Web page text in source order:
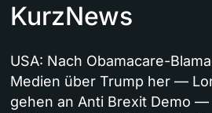
KurzNews
USA: Nach Obamacare-
Medien über Trump her —
gehen an Anti Brexit Demo —